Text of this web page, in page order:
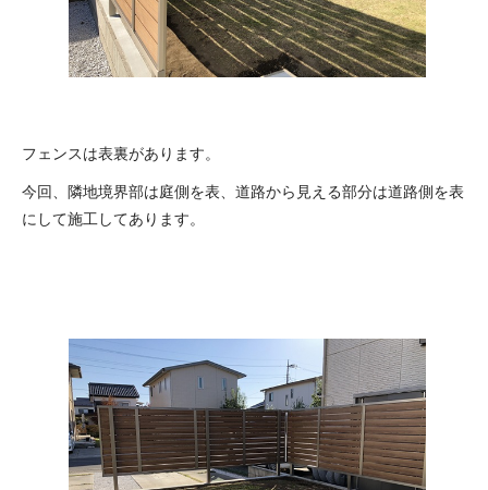
フェンスは表裏があります。
今回、隣地境界部は庭側を表、道路から見える部分は道路側を表
にして施工してあります。